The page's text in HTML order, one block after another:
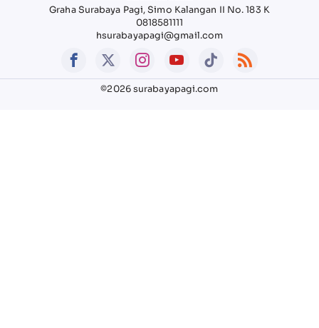
Graha Surabaya Pagi, Simo Kalangan II No. 183 K
0818581111
hsurabayapagi@gmail.com
©2026 surabayapagi.com